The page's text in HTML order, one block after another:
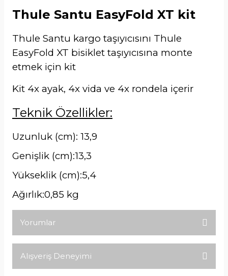
Thule Santu EasyFold XT kit
Thule Santu kargo taşıyıcısını Thule
EasyFold XT bisiklet taşıyıcısına monte
etmek için kit
Kit 4x ayak, 4x vida ve 4x rondela içerir
Teknik Özellikler:
Uzunluk (cm): 13,9
Genişlik (cm):13,3
Yükseklik (cm):5,4
Ağırlık:0,85 kg
Yorumlar
Alışveriş Deneyimi